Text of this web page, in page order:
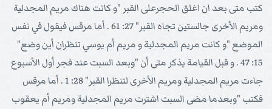
كتب متى بعد ان اغلق الحجرعلى القبر "و كانت هناك مريم المجدلية
ومريم الأخرى جالستين تجاه القبر" 27: 61 . أما مرقس فيقول في نفس
الموضع "و كانت مريم المجدلية و مريم أم يوسي تنظران أين وضع"
15: 47 . و قبل القيامة يذكر متى أن "وبعد السبت عند فجر أول الأسبوع
جاءت مريم المجدلية ومريم الأخرى لتنظرا القبر" 28: 1 . أما مرقس
فكتب "وبعدما مضى السبت اشترت مريم المجدلية ومريم أم يعقوب